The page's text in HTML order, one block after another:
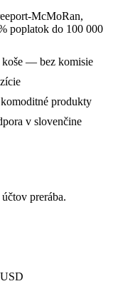
McMoRan,
poplatok do 100 000
koše — bez komisie
produkty
v slovenčine
prerába.